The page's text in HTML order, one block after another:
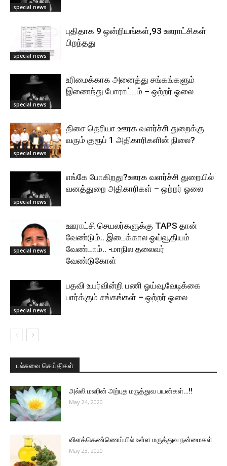
special news
special news
புதிதாக 9 ஒன்றியங்கள்,93 ஊராட்சிகள்
பிறந்தது
special news
உரிமைக்காக அனைத்து சங்கங்களும்
இணைந்து போராட்டம் – ஒற்றர் ஓலை
special news
திசை தெரியா ஊரக வளர்ச்சி துறைக்கு
வரும் குரூப் 1 அதிகாரிகளின் நிலை?
special news
எங்கே போகிறது?ஊரக வளர்ச்சி துறையில்
வனத்துறை அதிகாரிகள் – ஒற்றர் ஓலை
special news
ஊராட்சி செயலர்களுக்கு TAPS தான்
வேண்டும்.. இடைக்கால ஓய்வூதியம்
வேண்டாம்.. -மாநில தலைவர்
வேண்டுகோள்
special news
பதவி உயர்வின்றி பணி ஓய்வு,வேடிக்கை
பார்க்கும் சங்கங்கள் – ஒற்றர் ஓலை
பல்சுவை செய்திகள்
அல்லி மலரின் அற்புத மருத்துவ பயன்கள்…!!
May 24, 2020
விளக்கெண்ணெய்யில் உள்ள மருத்துவ நன்மைகள்
May 23, 2020